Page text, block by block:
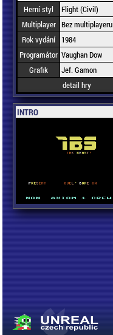
Herní styl
Flight (Civil)
Multiplayer Bez multiplayeru
Rok vydání
1984
Programátor Vaughan Dow
Grafik
Jef. Gamon
detail hry
INTRO